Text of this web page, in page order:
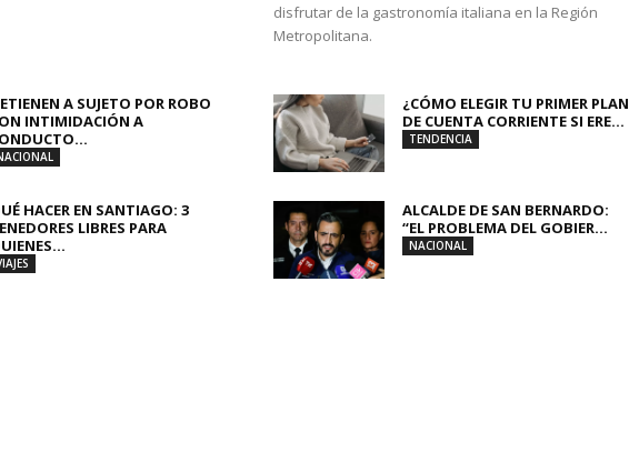
disfrutar de la gastronomía italiana en la Región
Metropolitana.
A SUJETO POR ROBO
INTIMIDACIÓN A
¿CÓMO ELEGIR TU PRIMER PLAN
DE CUENTA CORRIENTE SI ERE...
TENDENCIA
HACER EN SANTIAGO: 3
LIBRES PARA
ALCALDE DE SAN BERNARDO:
“EL PROBLEMA DEL GOBIER...
NACIONAL